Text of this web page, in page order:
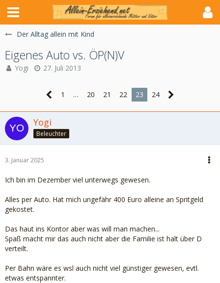
Der Alltag allein mit Kind
Eigenes Auto vs. ÖP(N)V
Yogi 27. Juli 2013
1 … 20 21 22 23 24
Yogi
Beleuchter
3. Januar 2025
Ich bin im Dezember viel unterwegs gewesen.
Alles per Auto. Hat mich ungefähr 400 Euro alleine an Spritgeld
gekostet.
Das haut ins Kontor aber was will man machen...
Spaß macht mir das auch nicht aber die Familie ist halt über D
verteilt.
Per Bahn wäre es wsl auch nicht viel günstiger gewesen, evtl.
etwas entspannter.